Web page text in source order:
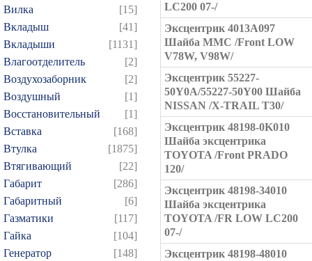
Вилка
[15]
Вкладыш
[41]
Вкладыши
[1131]
Влагоотделитель
[2]
Воздухозаборник
[2]
Воздушный
[1]
Восстановительный
[1]
Вставка
[168]
Втулка
[1875]
Втягивающий
[22]
Габарит
[286]
Габаритный
[6]
Газматики
[117]
Гайка
[104]
Генератор
[148]
LC200 07-/
Эксцентрик 4013A097
Шайба MMC /Front LOW
V78W, V98W/
Эксцентрик 55227-
50Y0A/55227-50Y00 Шайба
NISSAN /X-TRAIL T30/
Эксцентрик 48198-0K010
Шайба эксцентрика
TOYOTA /Front PRADO
120/
Эксцентрик 48198-34010
Шайба эксцентрика
TOYOTA /FR LOW LC200
07-/
Эксцентрик 48198-48010